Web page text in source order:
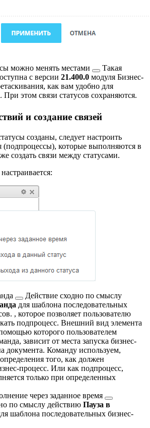
можно менять местами
Такая
с версии 21.400.0 модуля Бизнес-
как вам удобно для
этом связи статусов сохраняются.
и создание связей
созданы, следует настроить
(подпроцессы), которые выполняются в
создать связи между статусами.
Действие сходно по смыслу
для шаблона последовательных
, которое позволяет пользователю
подпроцесс. Внешний вид элемента
которого пользователем
зависит от места запуска бизнес-
документа. Команду используем,
того, как должен
процесс. Или как подпроцесс,
только при определенных
через заданное время
по смыслу действию Пауза в
шаблона последовательных бизнес-